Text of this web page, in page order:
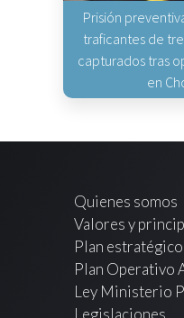
Prisión
traficantes de
capturados tras
en
Quienes somos
Valores y
Plan estratégico
Plan Operativo
Ley Ministerio
Legislaciones